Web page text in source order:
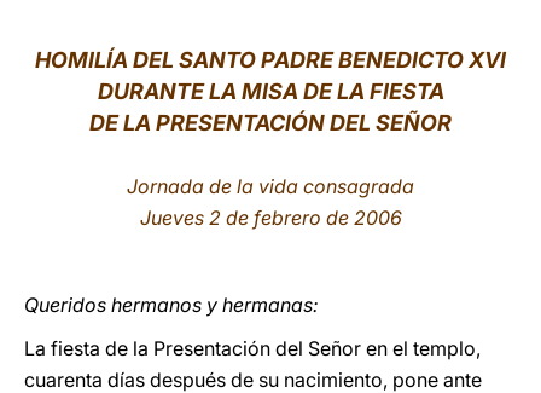
中文
LATINE
HOMILÍA DEL SANTO PADRE BENEDICTO XVI
DURANTE LA MISA DE LA FIESTA
DE LA PRESENTACIÓN DEL SEÑOR
Jornada de la vida consagrada
Jueves 2 de febrero de 2006
Queridos hermanos y hermanas:
La fiesta de la Presentación del Señor en el templo,
cuarenta días después de su nacimiento, pone ante